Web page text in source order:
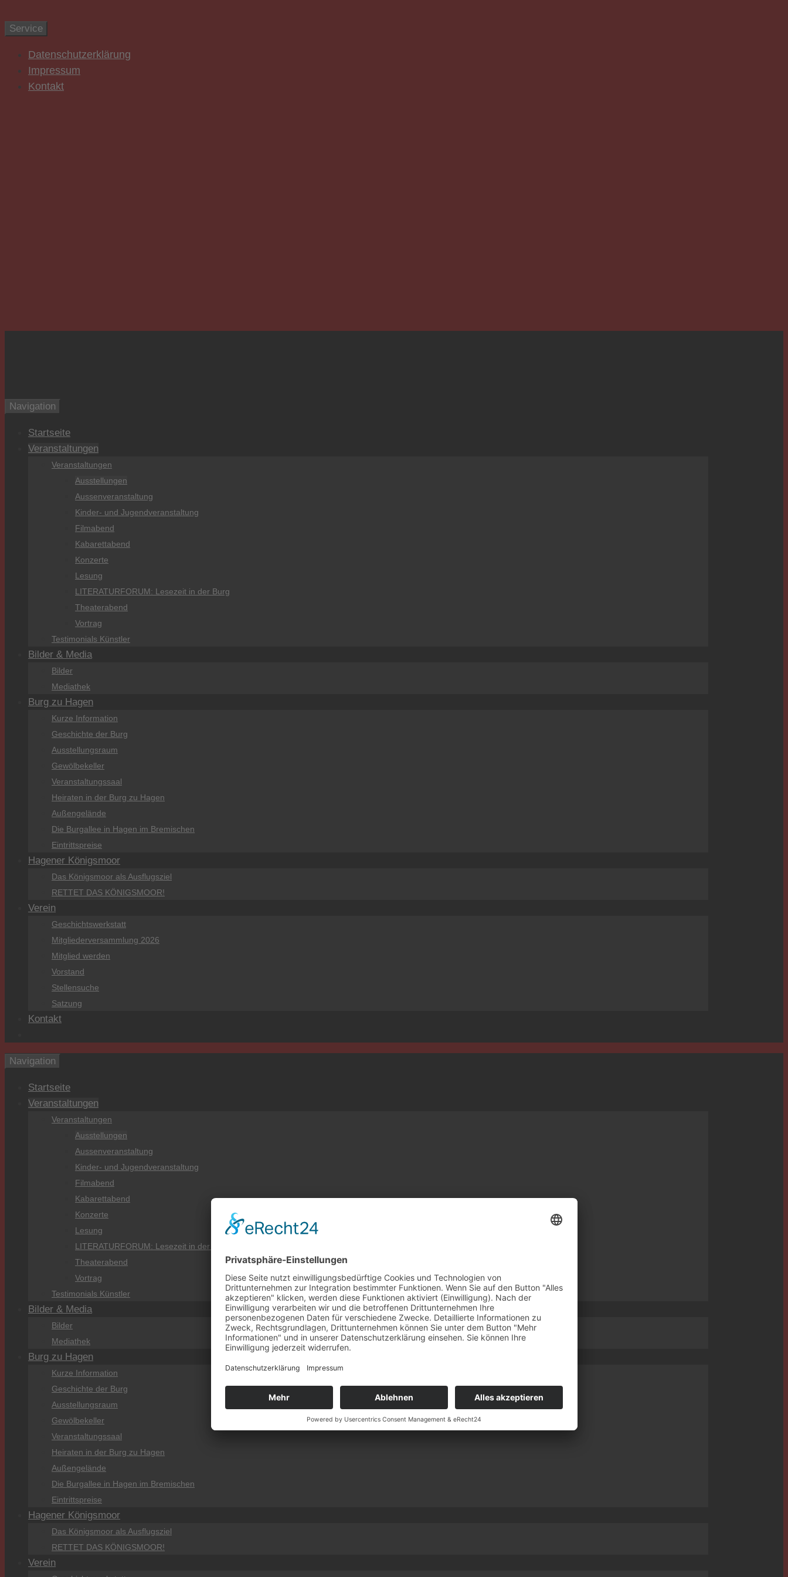
Service
Datenschutzerklärung
Impressum
Kontakt
Navigation
Startseite
Veranstaltungen
Veranstaltungen
Ausstellungen
Aussenveranstaltung
Kinder- und Jugendveranstaltung
Filmabend
Kabarettabend
Konzerte
Lesung
LITERATURFORUM: Lesezeit in der Burg
Theaterabend
Vortrag
Testimonials Künstler
Bilder & Media
Bilder
Mediathek
Burg zu Hagen
Kurze Information
Geschichte der Burg
Ausstellungsraum
Gewölbekeller
Veranstaltungssaal
Heiraten in der Burg zu Hagen
Außengelände
Die Burgallee in Hagen im Bremischen
Eintrittspreise
Hagener Königsmoor
Das Königsmoor als Ausflugsziel
RETTET DAS KÖNIGSMOOR!
Verein
Geschichtswerkstatt
Mitgliederversammlung 2026
Mitglied werden
Vorstand
Stellensuche
Satzung
Kontakt
Navigation
Startseite
Veranstaltungen
Veranstaltungen
Ausstellungen
Aussenveranstaltung
Kinder- und Jugendveranstaltung
Filmabend
Kabarettabend
Konzerte
Lesung
LITERATURFORUM: Lesezeit in der Burg
Theaterabend
Vortrag
Testimonials Künstler
Bilder & Media
Bilder
Mediathek
Burg zu Hagen
Kurze Information
Geschichte der Burg
Ausstellungsraum
Gewölbekeller
Veranstaltungssaal
Heiraten in der Burg zu Hagen
Außengelände
Die Burgallee in Hagen im Bremischen
Eintrittspreise
Hagener Königsmoor
Das Königsmoor als Ausflugsziel
RETTET DAS KÖNIGSMOOR!
Verein